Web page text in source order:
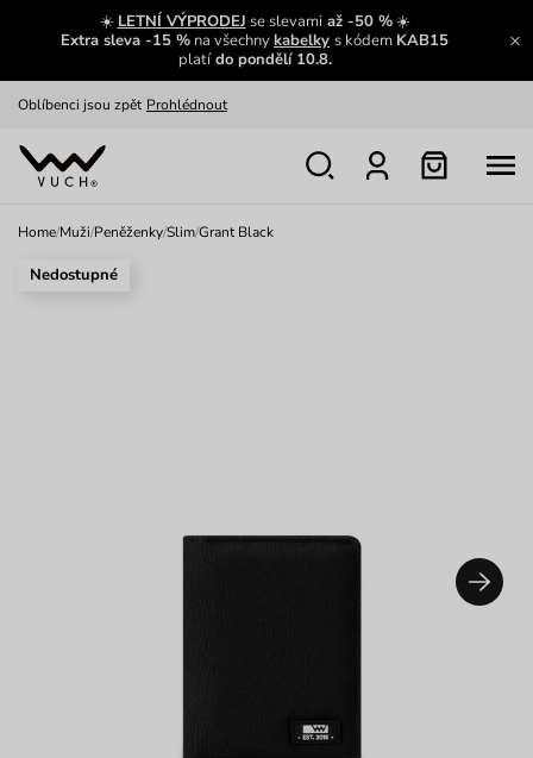
☀️ LETNÍ VÝPRODEJ se slevamiaž -50 %☀️
Extra sleva -15 % na všechnykabelky s kódem KAB15
platído pondělí 10.8.
Zajímavosti ze světa Vuch:
Zobrazit
Oblíbenci jsou zpět Prohlédnout
Nech se inspirovat
Home/Muži/Peněženky/Slim/Grant Black
Nedostupné